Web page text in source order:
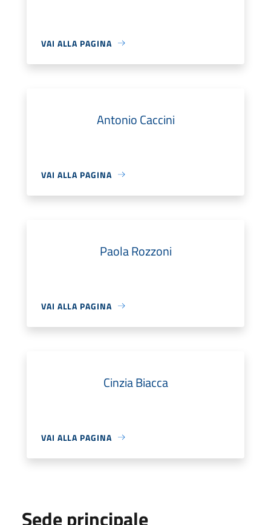
VAI ALLA PAGINA
Antonio Caccini
VAI ALLA PAGINA
Paola Rozzoni
VAI ALLA PAGINA
Cinzia Biacca
VAI ALLA PAGINA
Sede principale